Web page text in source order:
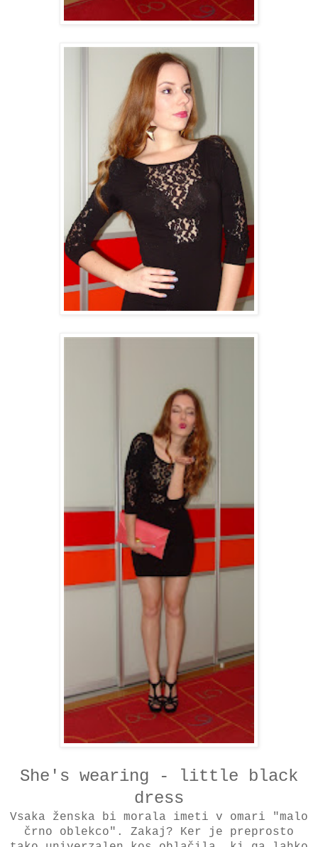
She's wearing - little black
dress
Vsaka ženska bi morala imeti v omari "malo
črno oblekco". Zakaj? Ker je preprosto